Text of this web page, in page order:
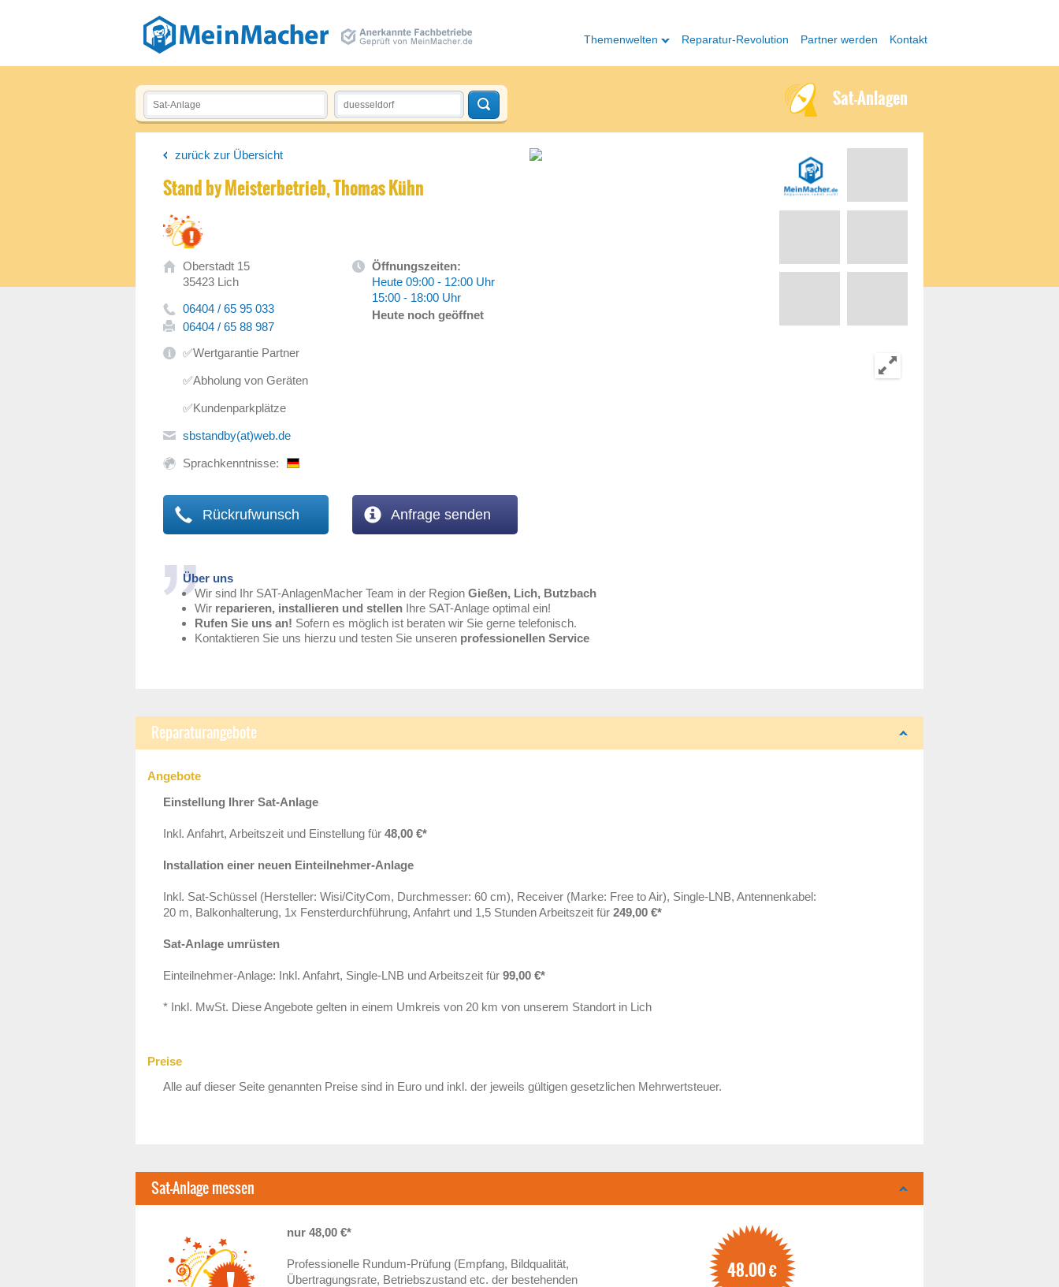
Themenwelten Reparatur-Revolution Partner werden Kontakt
Sat-Anlagen
zurück zur Übersicht
Stand by Meisterbetrieb, Thomas Kühn
Oberstadt 15
35423 Lich
06404 / 65 95 033
06404 / 65 88 987
Öffnungszeiten:
Heute 09:00 - 12:00 Uhr
15:00 - 18:00 Uhr
Heute noch geöffnet
✅Wertgarantie Partner
✅Abholung von Geräten
✅Kundenparkplätze
sbstandby(at)web.de
Sprachkenntnisse:
Rückrufwunsch Anfrage senden
Über uns
Wir sind Ihr SAT-AnlagenMacher Team in der Region Gießen, Lich, Butzbach
Wir reparieren, installieren und stellen Ihre SAT-Anlage optimal ein!
Rufen Sie uns an! Sofern es möglich ist beraten wir Sie gerne telefonisch.
Kontaktieren Sie uns hierzu und testen Sie unseren professionellen Service
Reparaturangebote
Angebote
Einstellung Ihrer Sat-Anlage
Inkl. Anfahrt, Arbeitszeit und Einstellung für 48,00 €*
Installation einer neuen Einteilnehmer-Anlage
Inkl. Sat-Schüssel (Hersteller: Wisi/CityCom, Durchmesser: 60 cm), Receiver (Marke: Free to Air), Single-LNB, Antennenkabel:
20 m, Balkonhalterung, 1x Fensterdurchführung, Anfahrt und 1,5 Stunden Arbeitszeit für 249,00 €*
Sat-Anlage umrüsten
Einteilnehmer-Anlage: Inkl. Anfahrt, Single-LNB und Arbeitszeit für 99,00 €*
* Inkl. MwSt. Diese Angebote gelten in einem Umkreis von 20 km von unserem Standort in Lich
Preise
Alle auf dieser Seite genannten Preise sind in Euro und inkl. der jeweils gültigen gesetzlichen Mehrwertsteuer.
Sat-Anlage messen
nur 48,00 €*
Professionelle Rundum-Prüfung (Empfang, Bildqualität,
Übertragungsrate, Betriebszustand etc. der bestehenden
48.00€